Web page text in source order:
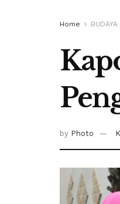
Home BUDAYA
by Photo